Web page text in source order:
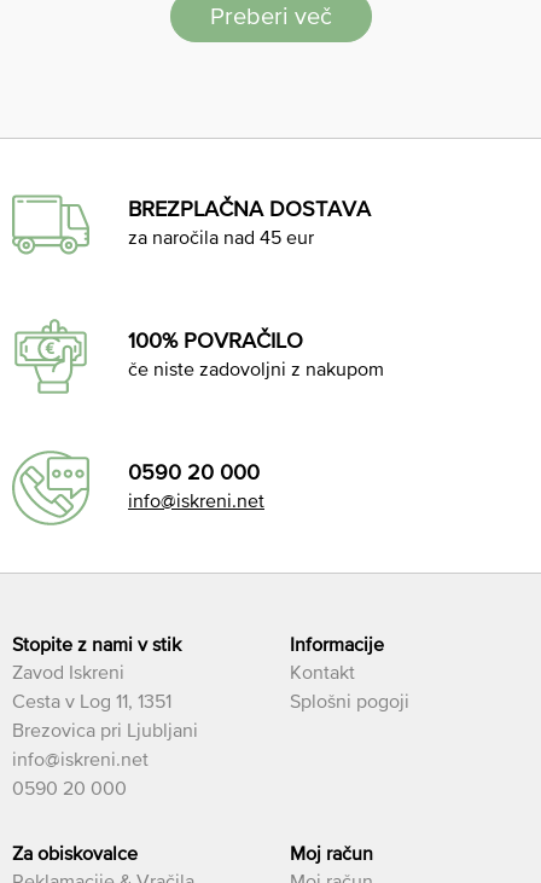
Preberi več
BREZPLAČNA DOSTAVA
za naročila nad 45 eur
100% POVRAČILO
če niste zadovoljni z nakupom
0590 20 000
info@iskreni.net
Stopite z nami v stik
Zavod Iskreni
Cesta v Log 11, 1351
Brezovica pri Ljubljani
info@iskreni.net
0590 20 000
Informacije
Kontakt
Splošni pogoji
Za obiskovalce
Moj račun